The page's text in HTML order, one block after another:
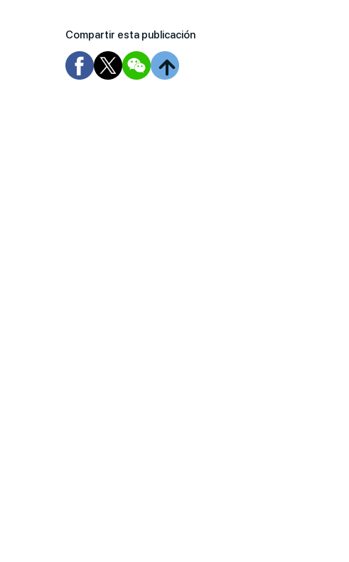
Compartir esta publicación